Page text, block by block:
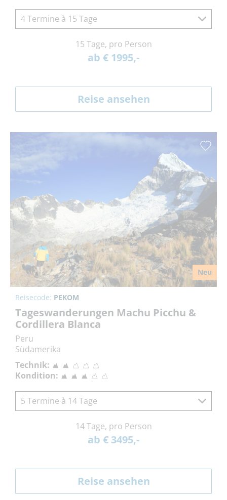
4 Termine à 15 Tage
15 Tage, pro Person
ab € 1995,-
Reise ansehen
Neu
Reisecode: PEKOM
Tageswanderungen Machu Picchu &
Cordillera Blanca
Peru
Südamerika
Technik:
Kondition:
5 Termine à 14 Tage
14 Tage, pro Person
ab € 3495,-
Reise ansehen